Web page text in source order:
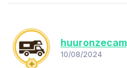
10/08/2024